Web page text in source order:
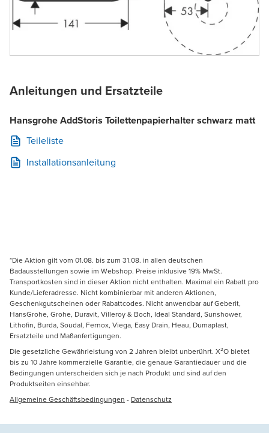
Anleitungen und Ersatzteile
Hansgrohe AddStoris Toilettenpapierhalter schwarz matt
Teileliste
Installationsanleitung
*Die Aktion gilt vom 01.08. bis zum 31.08. in allen deutschen
Badausstellungen sowie im Webshop. Preise inklusive 19% MwSt.
Transportkosten sind in dieser Aktion nicht enthalten. Maximal ein Rabatt pro
Kunde/Lieferadresse. Nicht kombinierbar mit anderen Aktionen,
Geschenkgutscheinen oder Rabattcodes. Nicht anwendbar auf Geberit,
HansGrohe, Grohe, Duravit, Villeroy & Boch, Ideal Standard, Sunshower,
Lithofin, Burda, Soudal, Fernox, Viega, Easy Drain, Heau, Dumaplast,
Ersatzteile und Maßanfertigungen.
Die gesetzliche Gewährleistung von 2 Jahren bleibt unberührt. X²O bietet
bis zu 10 Jahre kommerzielle Garantie, die genaue Garantiedauer und die
Bedingungen unterscheiden sich je nach Produkt und sind auf den
Produktseiten einsehbar.
Allgemeine Geschäftsbedingungen - Datenschutz